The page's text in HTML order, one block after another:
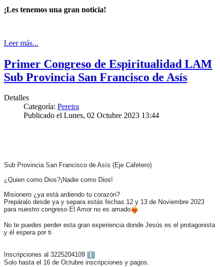
¡Les tenemos una gran noticia!
Leer más...
Primer Congreso de Espiritualidad LAM
Sub Provincia San Francisco de Asís
Detalles
Categoría: Pereira
Publicado el Lunes, 02 Octubre 2023 13:44
Sub Provincia San Francisco de Asís (Eje Cafetero)
¿Quien como Dios?¡Nadie como Dios!
Misionero ¿ya está ardiendo tu corazón?
Prepáralo desde ya y separa estás fechas 12 y 13 de Noviembre 2023
para nuestro congreso El Amor no es amado
No te puedes perder esta gran experiencia donde Jesús es el protagonista
y él espera por ti
Inscripciones al 3225204109
Solo hasta el 16 de Octubre inscripciones y pagos.